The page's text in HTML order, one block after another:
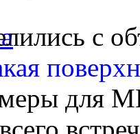
с
для